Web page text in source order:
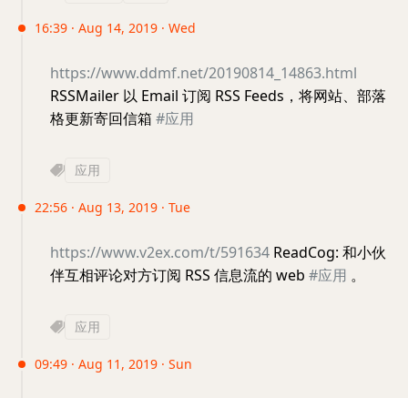
16:39 · Aug 14, 2019 · Wed
https://www.ddmf.net/20190814_14863.html
RSSMailer 以 Email 订阅 RSS Feeds，将网站、部落
格更新寄回信箱 #应用
应用
22:56 · Aug 13, 2019 · Tue
https://www.v2ex.com/t/591634 ReadCog: 和小伙
伴互相评论对方订阅 RSS 信息流的 web #应用 。
应用
09:49 · Aug 11, 2019 · Sun